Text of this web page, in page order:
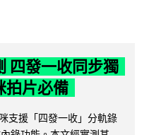
四發一收同步獨
拍片必備
支援「四發一收」分軌錄